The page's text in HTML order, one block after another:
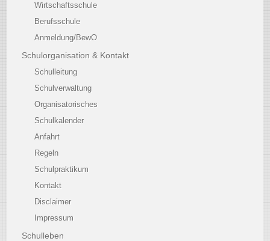
Wirtschaftsschule
Berufsschule
Anmeldung/BewO
Schulorganisation & Kontakt
Schulleitung
Schulverwaltung
Organisatorisches
Schulkalender
Anfahrt
Regeln
Schulpraktikum
Kontakt
Disclaimer
Impressum
Schulleben